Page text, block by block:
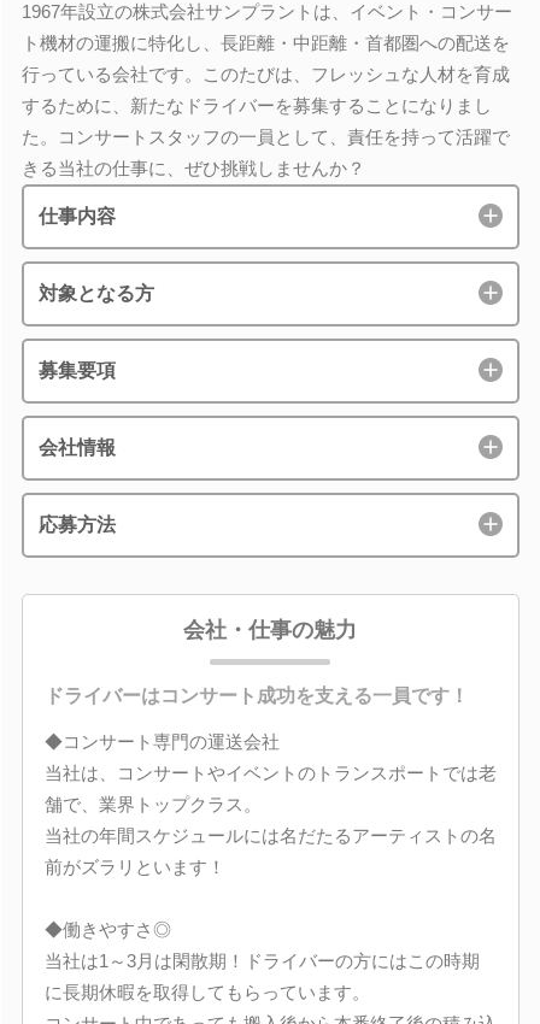
1967年設立の株式会社サンプラントは、イベント・コンサー
ト機材の運搬に特化し、長距離・中距離・首都圏への配送を
行っている会社です。このたびは、フレッシュな人材を育成
するために、新たなドライバーを募集することになりまし
た。コンサートスタッフの一員として、責任を持って活躍で
きる当社の仕事に、ぜひ挑戦しませんか？
仕事内容
対象となる方
募集要項
会社情報
応募方法
会社・仕事の魅力
ドライバーはコンサート成功を支える一員です！
◆コンサート専門の運送会社
当社は、コンサートやイベントのトランスポートでは老
舗で、業界トップクラス。
当社の年間スケジュールには名だたるアーティストの名
前がズラリといます！
◆働きやすさ◎
当社は1～3月は閑散期！ドライバーの方にはこの時期
に長期休暇を取得してもらっています。